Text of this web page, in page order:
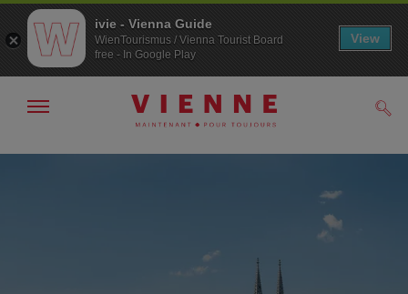
Navigation
Contenu
Afficher
la
ivie - Vienna Guide
WienTourismus / Vienna Tourist Board
free - In Google Play
View